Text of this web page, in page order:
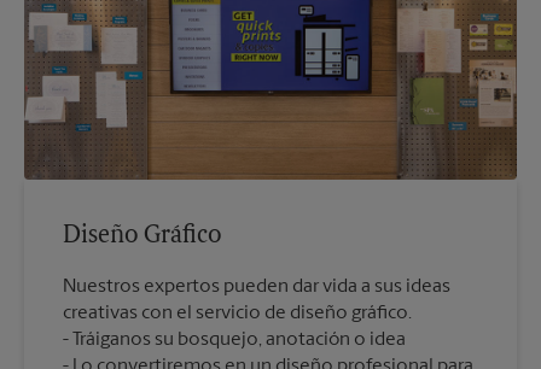
Diseño Gráfico
Nuestros expertos pueden dar vida a sus ideas
creativas con el servicio de diseño gráfico.
Tráiganos su bosquejo, anotación o idea